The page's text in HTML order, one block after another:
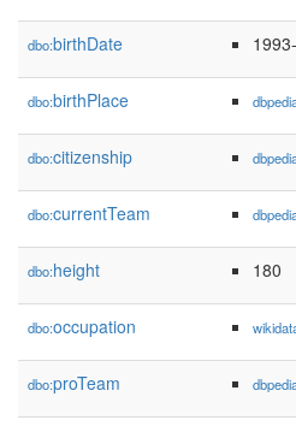
dbo:birthDate
dbo:birthPlace
dbo:citizenship
dbo:currentTeam
dbo:height 180
dbo:occupation
dbo:proTeam